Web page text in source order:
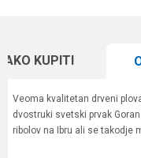
KUPITI
Veoma kvalitetan drveni
dvostruki svetski prvak
ribolov na Ibru ali se takodje